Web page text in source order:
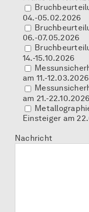
04.-05.02.2026
06.-07.05.2026
14.-15.10.2026
am 11.-12.03.2026
am 21.-22.10.2026
Einsteiger am
Nachricht